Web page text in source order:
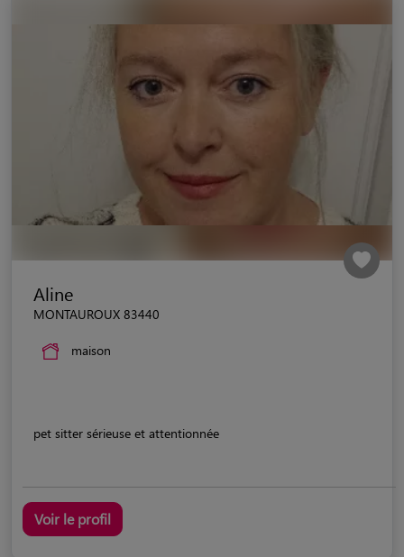
Aline
MONTAUROUX 83440
maison
pet sitter sérieuse et attentionnée
Voir le profil